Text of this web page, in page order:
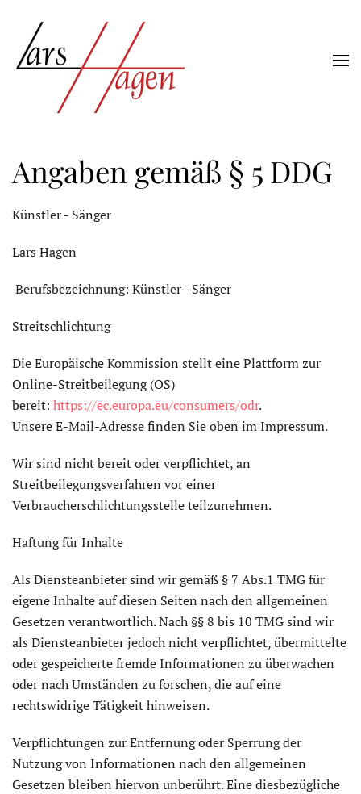
Zum Hauptinhalt springen
Angaben gemäß § 5 DDG
Künstler - Sänger
Lars Hagen
Berufsbezeichnung: Künstler - Sänger
Streitschlichtung
Die Europäische Kommission stellt eine Plattform zur
Online-Streitbeilegung (OS)
bereit: https://ec.europa.eu/consumers/odr.
Unsere E-Mail-Adresse finden Sie oben im Impressum.
Wir sind nicht bereit oder verpflichtet, an
Streitbeilegungsverfahren vor einer
Verbraucherschlichtungsstelle teilzunehmen.
Haftung für Inhalte
Als Diensteanbieter sind wir gemäß § 7 Abs.1 TMG für
eigene Inhalte auf diesen Seiten nach den allgemeinen
Gesetzen verantwortlich. Nach §§ 8 bis 10 TMG sind wir
als Diensteanbieter jedoch nicht verpflichtet, übermittelte
oder gespeicherte fremde Informationen zu überwachen
oder nach Umständen zu forschen, die auf eine
rechtswidrige Tätigkeit hinweisen.
Verpflichtungen zur Entfernung oder Sperrung der
Nutzung von Informationen nach den allgemeinen
Gesetzen bleiben hiervon unberührt. Eine diesbezügliche